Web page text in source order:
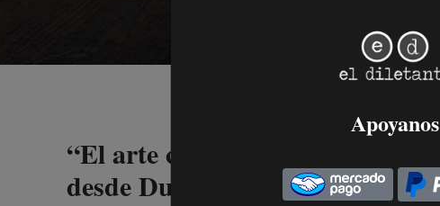
“El arte contemporáneo está
desde Duchamp”
Apoyanos